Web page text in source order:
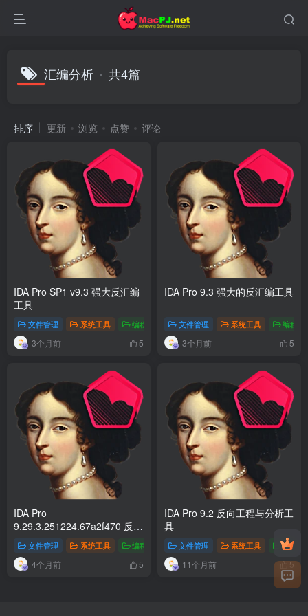
汇编分析 共4篇
排序 更新 浏览 点赞 评论
IDA Pro SP1 v9.3 强大反汇编
工具
文件管理 系统工具 编程开发
3个月前 5
IDA Pro 9.3 强大的反汇编工具
文件管理 系统工具 编程开
3个月前 5
IDA Pro
9.29.3.251224.67a2f470 反向
工程与分析工具
文件管理 系统工具 编程开发
4个月前 5
IDA Pro 9.2 反向工程与分析工
具
文件管理 系统工具 编程开
11个月前 5